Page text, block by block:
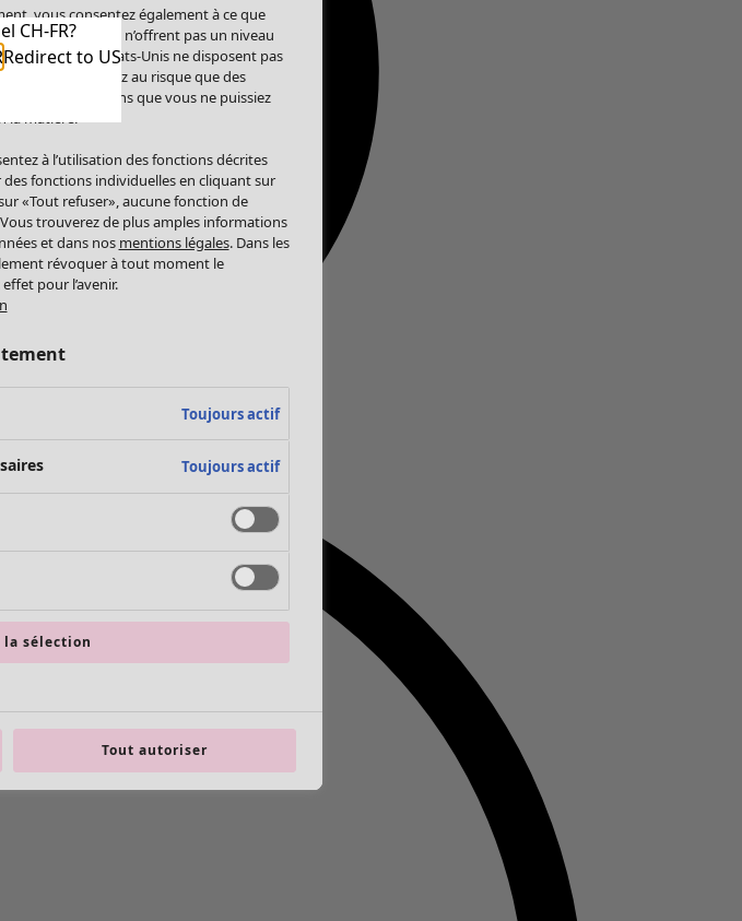
CH-FR?
Redirect to US
vous consentez également à ce que
Les États-Unis n’offrent pas un niveau
de l’UE. Les États-Unis ne disposent pas
vous exposez au risque que des
personnel sans que vous ne puissiez
la matière.
à l’utilisation des fonctions décrites
fonctions individuelles en cliquant sur
«Tout refuser», aucune fonction de
trouverez de plus amples informations
et dans nos mentions légales. Dans les
révoquer à tout moment le
pour l’avenir.
Toujours actif
Toujours actif
sélection
Tout autoriser